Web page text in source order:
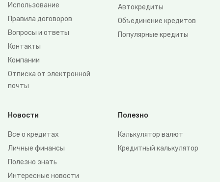
Использование
Правила договоров
Вопросы и ответы
Контакты
Компании
Отписка от электронной
почты
Автокредиты
Объединение кредитов
Популярные кредиты
Новости
Все о кредитах
Личные финансы
Полезно знать
Интересные новости
Полезно
Калькулятор валют
Кредитный калькулятор